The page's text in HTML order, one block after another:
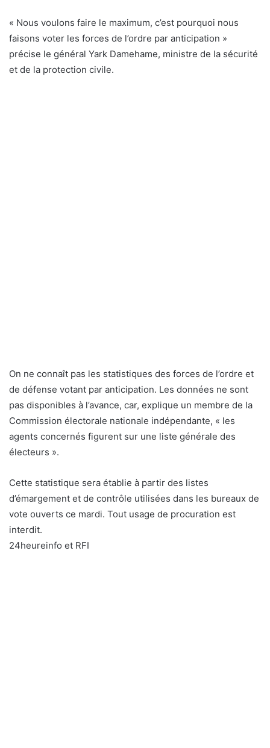
« Nous voulons faire le maximum, c’est pourquoi nous
faisons voter les forces de l’ordre par anticipation »
précise le général Yark Damehame, ministre de la sécurité
et de la protection civile.
On ne connaît pas les statistiques des forces de l’ordre et
de défense votant par anticipation. Les données ne sont
pas disponibles à l’avance, car, explique un membre de la
Commission électorale nationale indépendante, « les
agents concernés figurent sur une liste générale des
électeurs ».
Cette statistique sera établie à partir des listes
d’émargement et de contrôle utilisées dans les bureaux de
vote ouverts ce mardi. Tout usage de procuration est
interdit.
24heureinfo et RFI